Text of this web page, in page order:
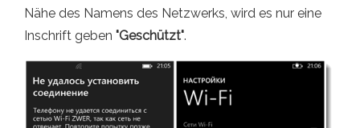
Nähe des Namens des Netzwerks, wird es nur eine
Inschrift geben "Geschützt".